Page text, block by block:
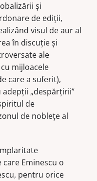
şi
de ediţii,
visul de aur al
în discuţie şi
ale
mijloacele
care a suferit),
„despărţirii”
de
de nobleţe al
Eminescu o
pentru orice